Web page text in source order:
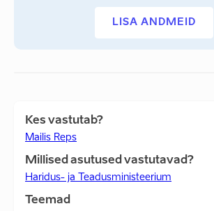
LISA ANDMEID
Kes vastutab?
Mailis Reps
Millised asutused vastutavad?
Haridus- ja Teadusministeerium
Teemad